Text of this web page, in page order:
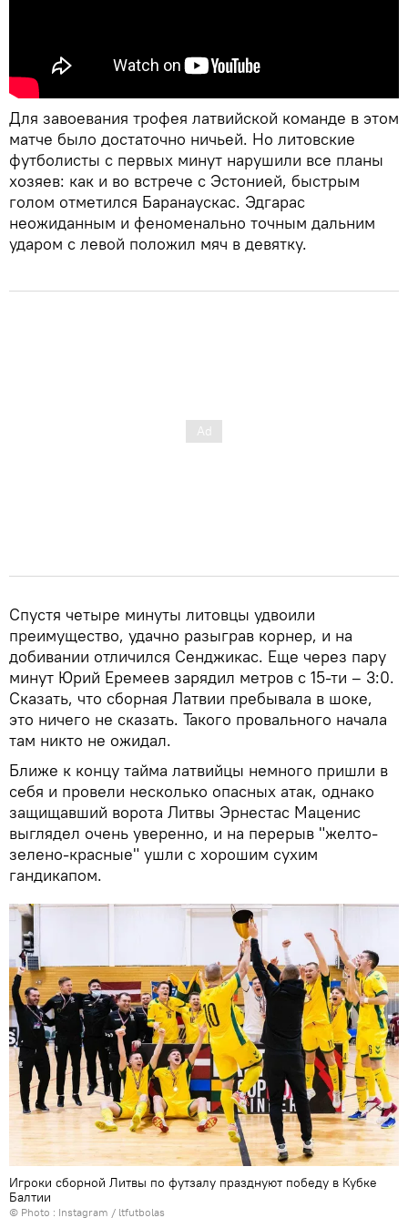
Для завоевания трофея латвийской команде в этом
матче было достаточно ничьей. Но литовские
футболисты с первых минут нарушили все планы
хозяев: как и во встрече с Эстонией, быстрым
голом отметился Баранаускас. Эдгарас
неожиданным и феноменально точным дальним
ударом с левой положил мяч в девятку.
Спустя четыре минуты литовцы удвоили
преимущество, удачно разыграв корнер, и на
добивании отличился Сенджикас. Еще через пару
минут Юрий Еремеев зарядил метров с 15-ти – 3:0.
Сказать, что сборная Латвии пребывала в шоке,
это ничего не сказать. Такого провального начала
там никто не ожидал.
Ближе к концу тайма латвийцы немного пришли в
себя и провели несколько опасных атак, однако
защищавший ворота Литвы Эрнестас Маценис
выглядел очень уверенно, и на перерыв "желто-
зелено-красные" ушли с хорошим сухим
гандикапом.
Игроки сборной Литвы по футзалу празднуют победу в Кубке
Балтии
© Photo : Instagram / ltfutbolas